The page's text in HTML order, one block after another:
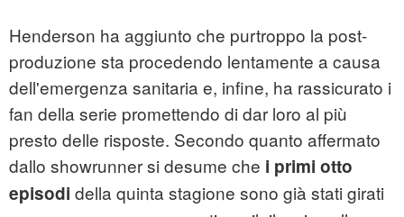
Henderson ha aggiunto che purtroppo la post-
produzione sta procedendo lentamente a causa
dell'emergenza sanitaria e, infine, ha rassicurato i
fan della serie promettendo di dar loro al più
presto delle risposte. Secondo quanto affermato
dallo showrunner si desume che i primi otto
episodi della quinta stagione sono già stati girati